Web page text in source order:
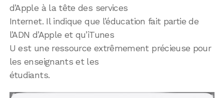
d’Apple à la tête des services
Internet. Il indique que l’éducation fait partie de
l’ADN d’Apple et qu’iTunes
U est une ressource extrêmement précieuse pour
les enseignants et les
étudiants.